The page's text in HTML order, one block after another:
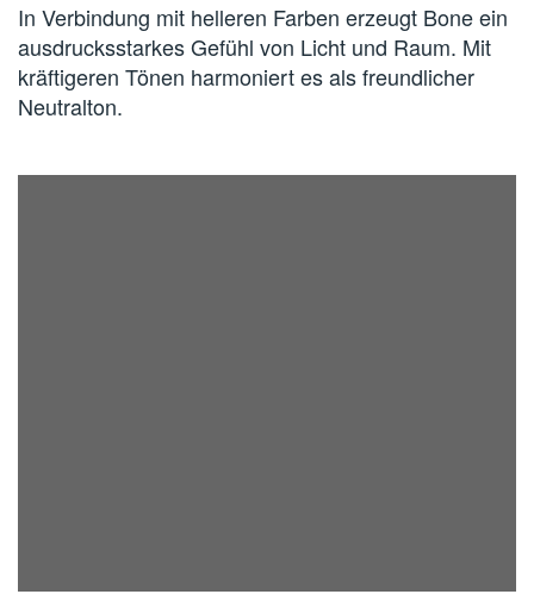
In Verbindung mit helleren Farben erzeugt Bone ein
ausdrucksstarkes Gefühl von Licht und Raum. Mit
kräftigeren Tönen harmoniert es als freundlicher
Neutralton.